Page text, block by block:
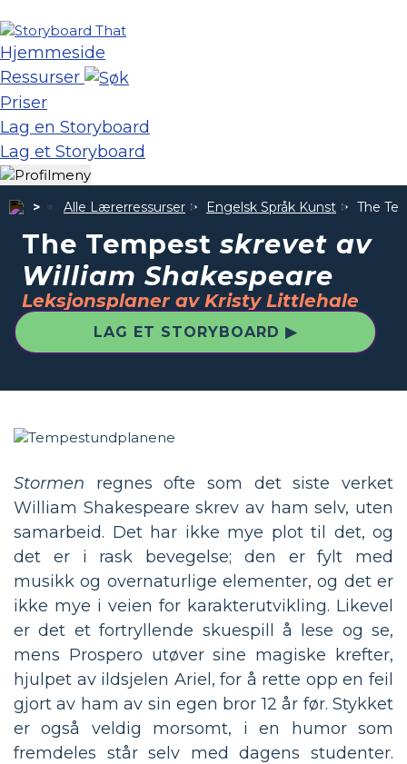
Hjemmeside
Ressurser
Priser
Lag en Storyboard
Lag et Storyboard
Alle Lærerressurser Engelsk Språk Kunst The
The Tempestskrevet av
William Shakespeare
Leksjonsplaner av Kristy Littlehale
LAG ET STORYBOARD ▶
Stormen regnes ofte som det siste verket
William Shakespeare skrev av ham selv, uten
samarbeid. Det har ikke mye plot til det, og
det er i rask bevegelse; den er fylt med
musikk og overnaturlige elementer, og det er
ikke mye i veien for karakterutvikling. Likevel
er det et fortryllende skuespill å lese og se,
mens Prospero utøver sine magiske krefter,
hjulpet av ildsjelen Ariel, for å rette opp en feil
gjort av ham av sin egen bror 12 år før. Stykket
er også veldig morsomt, i en humor som
fremdeles står selv med dagens studenter.